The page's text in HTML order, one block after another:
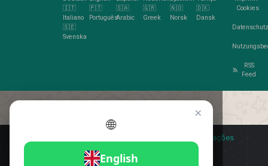
🇮🇹
Italiano
🇵🇹
Português
🇸🇦
Arabic
🇬🇷
Greek
🇳🇴
Norsk
🇩🇰
Dansk
🇸🇪
Svenska
Cookies
RSS
Feed
Mais informações
×
🌐
English